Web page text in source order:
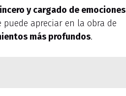
y cargado de emociones
apreciar en la obra de
más profundos.